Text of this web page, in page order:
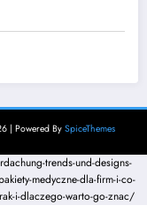
| Powered BySpiceThemes
trends-und-designs-
medyczne-dla-firm-i-co-
i-dlaczego-warto-go-znac/